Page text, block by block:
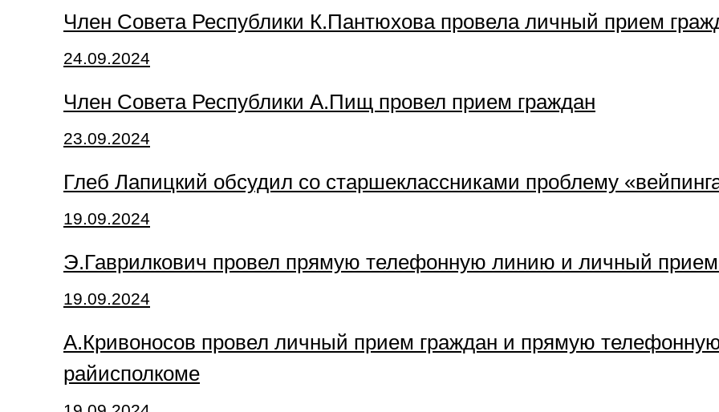
Член Совета Республики К.Пантюхова провела личный прием
24.09.2024
Член Совета Республики А.Пищ провел прием граждан
23.09.2024
Глеб Лапицкий обсудил со старшеклассниками проблему
19.09.2024
Э.Гаврилкович провел прямую телефонную линию и личный прием
19.09.2024
А.Кривоносов провел личный прием граждан и прямую
райисполкоме